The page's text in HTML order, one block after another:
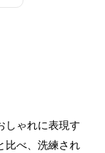
しゃれに表現す
比べ、洗練され